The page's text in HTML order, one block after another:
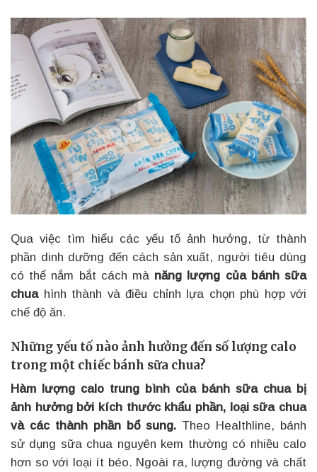
Qua việc tìm hiểu các yếu tố ảnh hưởng, từ thành
phần dinh dưỡng đến cách sản xuất, người tiêu dùng
có thể nắm bắt cách mà năng lượng của bánh sữa
chuahình thành và điều chỉnh lựa chọn phù hợp với
chế độ ăn.
Những yếu tố nào ảnh hưởng đến số lượng calo
trong một chiếc bánh sữa chua?
Hàm lượng calo trung bình của bánh sữa chua bị
ảnh hưởng bởi kích thước khẩu phần, loại sữa chua
và các thành phần bổ sung. Theo Healthline, bánh
sử dụng sữa chua nguyên kem thường có nhiều calo
hơn so với loại ít béo. Ngoài ra, lượng đường và chất